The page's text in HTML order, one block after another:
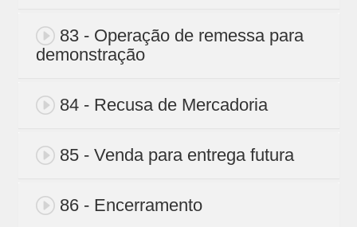
83 - Operação de remessa para
demonstração
84 - Recusa de Mercadoria
85 - Venda para entrega futura
86 - Encerramento